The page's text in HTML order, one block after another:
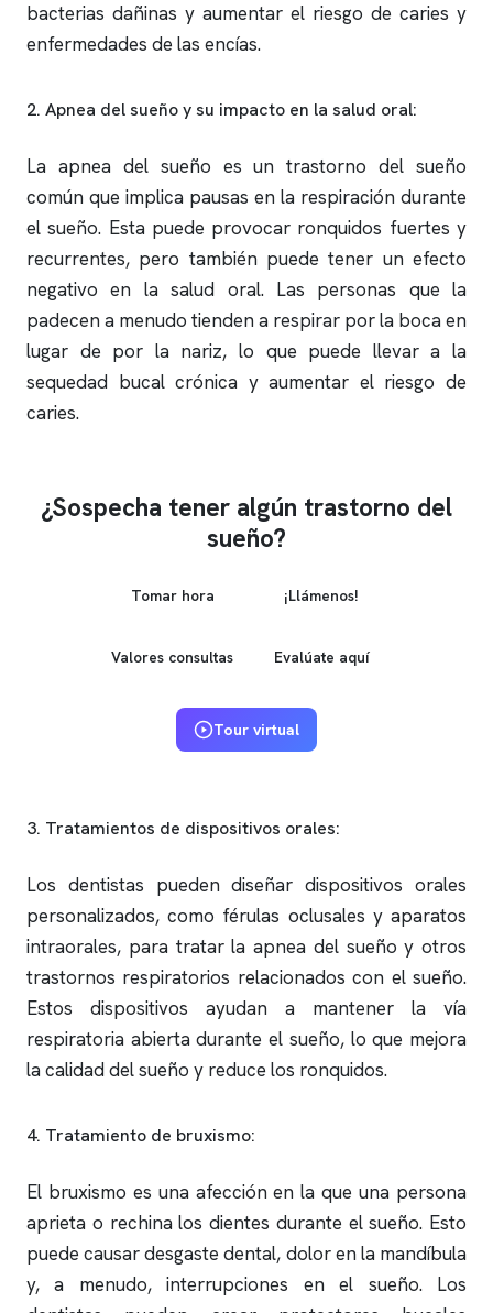
bacterias dañinas y aumentar el riesgo de caries y
enfermedades de las encías.
2. Apnea del sueño y su impacto en la salud oral:
La apnea del sueño es un trastorno del sueño
común que implica pausas en la respiración durante
el sueño. Esta puede provocar ronquidos fuertes y
recurrentes, pero también puede tener un efecto
negativo en la salud oral. Las personas que la
padecen a menudo tienden a respirar por la boca en
lugar de por la nariz, lo que puede llevar a la
sequedad bucal crónica y aumentar el riesgo de
caries.
¿Sospecha tener algún trastorno del
sueño?
Tomar hora ¡Llámenos!
Valores consultas Evalúate aquí
Tour virtual
3. Tratamientos de dispositivos orales:
Los dentistas pueden diseñar dispositivos orales
personalizados, como férulas oclusales y aparatos
intraorales, para tratar la apnea del sueño y otros
trastornos respiratorios relacionados con el sueño.
Estos dispositivos ayudan a mantener la vía
respiratoria abierta durante el sueño, lo que mejora
la calidad del sueño y reduce los ronquidos.
4. Tratamiento de bruxismo:
El bruxismo es una afección en la que una persona
aprieta o rechina los dientes durante el sueño. Esto
puede causar desgaste dental, dolor en la mandíbula
y, a menudo, interrupciones en el sueño. Los